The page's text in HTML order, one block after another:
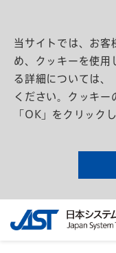
当サイトでは、お客
め、クッキーを使用
る詳細については、
ください。クッキー
「OK」をクリック